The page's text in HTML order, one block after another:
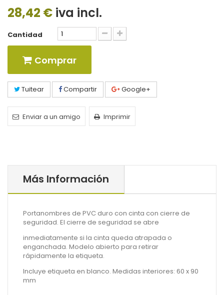
28,42 € iva incl.
Cantidad
Comprar
Tuitear Compartir Google+
Enviar a un amigo Imprimir
Más Información
Portanombres de PVC duro con cinta con cierre de
seguridad. El cierre de seguridad se abre
inmediatamente si la cinta queda atrapada o
enganchada. Modelo abierto para retirar
rápidamente la etiqueta.
Incluye etiqueta en blanco. Medidas interiores: 60 x 90
mm